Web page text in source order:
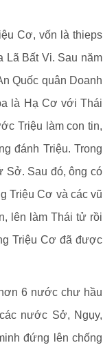
Cơ, vốn là thieps
Lã Bất Vi. Sau năm
Quốc quân Doanh
là Hạ Cơ với Thái
Triệu làm con tin,
đánh Triệu. Trong
Sở. Sau đó, ông có
Triệu Cơ và các vũ
lên làm Thái tử rồi
Triệu Cơ đã được
6 nước chư hầu
nước Sở, Ngụy,
đứng lên chống